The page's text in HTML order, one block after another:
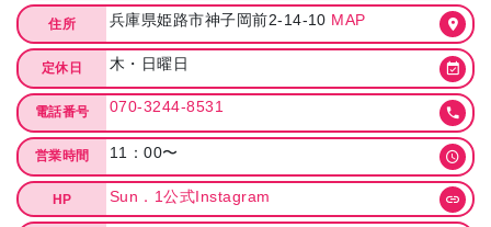
住所 兵庫県姫路市神子岡前2-14-10 MAP
定休日 木・日曜日
電話番号 070-3244-8531
営業時間 11：00〜
HP Sun．1公式Instagram